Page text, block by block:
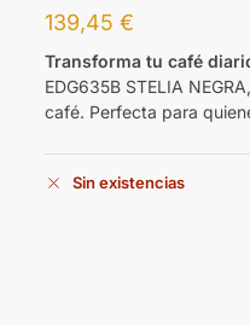
139,45€
Transforma tu café
EDG635B STELIA
café. Perfecta para
Sin existencias